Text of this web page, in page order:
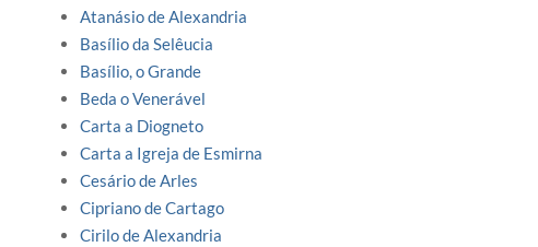
Atanásio de Alexandria
Basílio da Selêucia
Basílio, o Grande
Beda o Venerável
Carta a Diogneto
Carta a Igreja de Esmirna
Cesário de Arles
Cipriano de Cartago
Cirilo de Alexandria